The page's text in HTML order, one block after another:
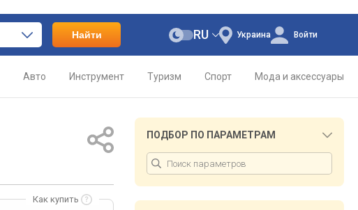
Найти Украина
RU Войти
Авто Инструмент Туризм Спорт Мода и аксессуары
Как купить
ПОДБОР ПО ПАРАМЕТРАМ